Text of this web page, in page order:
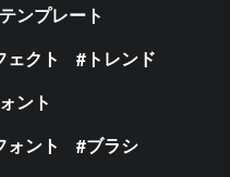
ンプレート
ェクト
トレンド
ント
ォント
ブラシ